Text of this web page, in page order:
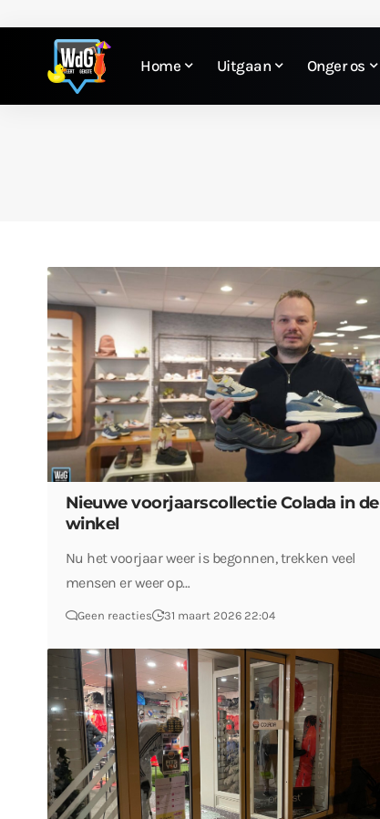
Home Uitgaan Onger os
Nieuwe voorjaarscollectie Colada in de
winkel
Nu het voorjaar weer is begonnen, trekken veel
mensen er weer op…
Geen reacties 31 maart 2026 22:04